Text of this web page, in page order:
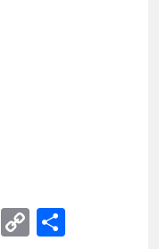
GmailCopy